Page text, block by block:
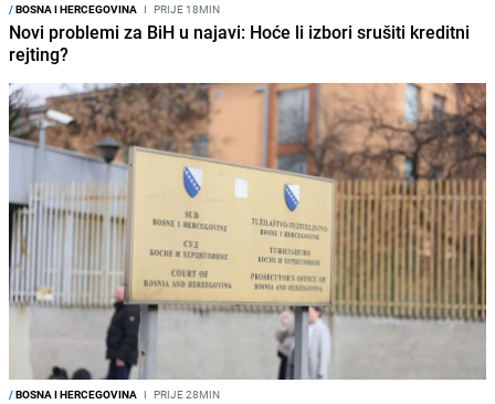
/BOSNA I HERCEGOVINA I PRIJE 18MIN
Novi problemi za BiH u najavi: Hoće li izbori srušiti kreditni
rejting?
/BOSNA I HERCEGOVINA I PRIJE 28MIN